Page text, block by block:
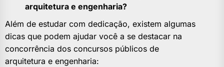
arquitetura e engenharia?
Além de estudar com dedicação, existem algumas
dicas que podem ajudar você a se destacar na
concorrência dos concursos públicos de
arquitetura e engenharia: